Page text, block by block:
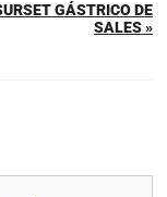
GÁSTRICO DE
SALES »